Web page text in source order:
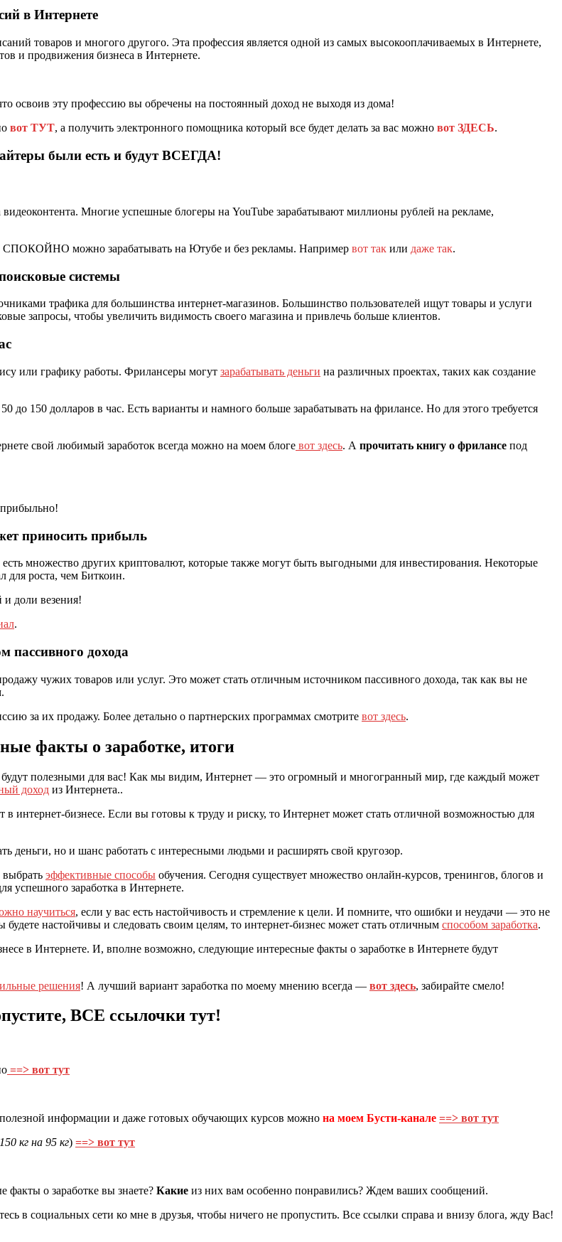
в Интернете
товаров и многого другого. Эта профессия является одной из самых высокооплачиваемых в Интернете,
и продвижения бизнеса в Интернете.
освоив эту профессию вы обречены на постоянный доход не выходя из дома!
вот ТУТ, а получить электронного помощника который все будет делать за вас можно вот ЗДЕСЬ.
Многие успешные блогеры на YouTube зарабатывают миллионы рублей на рекламе,
СПОКОЙНО можно зарабатывать на Ютубе и без рекламы. Например вот так или даже так.
системы
трафика для большинства интернет-магазинов. Большинство пользователей ищут товары и услуги
запросы, чтобы увеличить видимость своего магазина и привлечь больше клиентов.
или графику работы. Фрилансеры могут зарабатывать деньги на различных проектах, таких как создание
150 долларов в час. Есть варианты и намного больше зарабатывать на фрилансе. Но для этого требуется
свой любимый заработок всегда можно на моем блоге вот здесь. А прочитать книгу о фрилансе под
приносить прибыль
множество других криптовалют, которые также могут быть выгодными для инвестирования. Некоторые
для роста, чем Биткоин.
доли везения!
.
пассивного дохода
чужих товаров или услуг. Это может стать отличным источником пассивного дохода, так как вы не
за их продажу. Более детально о партнерских программах смотрите вот здесь.
факты о заработке, итоги
полезными для вас! Как мы видим, Интернет — это огромный и многогранный мир, где каждый может
доход из Интернета..
бизнесе. Если вы готовы к труду и риску, то Интернет может стать отличной возможностью для
деньги, но и шанс работать с интересными людьми и расширять свой кругозор.
выбрать эффективные способы обучения. Сегодня существует множество онлайн-курсов, тренингов, блогов и
успешного заработка в Интернете.
научиться, если у вас есть настойчивость и стремление к цели. И помните, что ошибки и неудачи — это не
настойчивы и следовать своим целям, то интернет-бизнес может стать отличным способом заработка.
в Интернете. И, вполне возможно, следующие интересные факты о заработке в Интернете будут
решения! А лучший вариант заработка по моему мнению всегда — вот здесь, забирайте смело!
ВСЕ ссылочки тут!
==> вот тут
информации и даже готовых обучающих курсов можно на моем Бусти-канале ==> вот тут
кг на 95 кг) ==> вот тут
факты о заработке вы знаете? Какие из них вам особенно понравились? Ждем ваших сообщений.
в социальных сети ко мне в друзья, чтобы ничего не пропустить. Все ссылки справа и внизу блога, жду Вас!